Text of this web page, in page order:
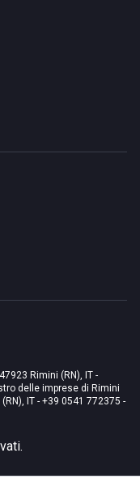
Rimini (RN), IT -
delle imprese di Rimini
IT - +39 0541 772375 -